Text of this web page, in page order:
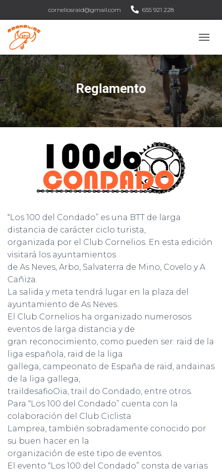
corneliosraid@gmail.com 655 921 228
A
M
B
I
A
R
M
O
Ó
Reglamento
“Los 100 del Condado” es una BTT de larga
distancia de carácter ciclo turista,
organizada por el Club Cornelios. En esta edición
visitará los ayuntamientos
de As Neves, Arbo, Salvaterra de Mino, Covelo y A
Cañiza.
La salida y meta tendrá lugar en la plaza del
ayuntamiento de As Neves.
El Club Cornelios ha organizado numerosos
eventos de larga distancia y de
gran reconocimiento, como pueden ser: raid de la
liga española, raid de la liga
gallega, campeonato de España de raid, andainas
de la liga gallega,
traildesafioOia, trail do Condado, entre otros.
Para “Los 100 del Condado” cuenta con la
colaboración del Club Ciclista
Lamprea, también sobradamente conocido por
su buen hacer en la
organización de este tipo de eventos.
El evento “Los 100 del Condado” consta de varias